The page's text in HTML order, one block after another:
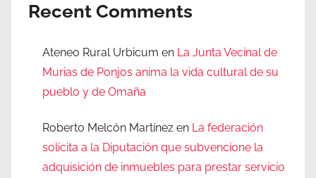
Recent Comments
Ateneo Rural Urbicum en La Junta Vecinal de
Murias de Ponjos anima la vida cultural de su
pueblo y de Omaña
Roberto Melcón Martínez en La federación
solicita a la Diputación que subvencione la
adquisición de inmuebles para prestar servicio